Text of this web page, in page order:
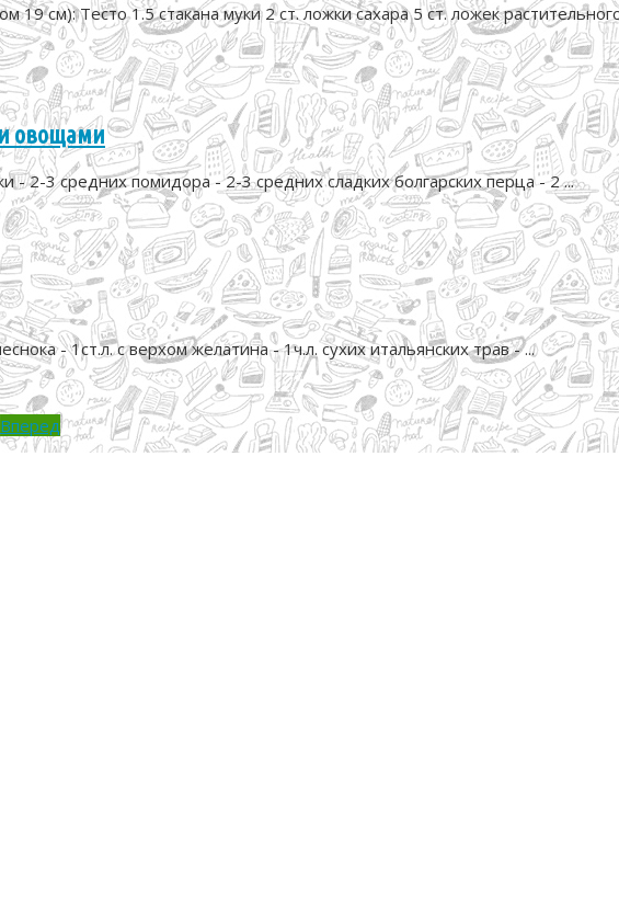
см): Тесто 1.5 стакана муки 2 ст. ложки сахара 5 ст. ложек
овощами
- 2-3 средних помидора - 2-3 средних сладких болгарских перца - 2 ...
- 1ст.л. с верхом желатина - 1ч.л. сухих итальянских трав - ...
Вперед